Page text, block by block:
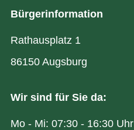
Bürgerinformation
Rathausplatz 1
86150 Augsburg
Wir sind für Sie da:
Mo - Mi: 07:30 - 16:30 Uhr